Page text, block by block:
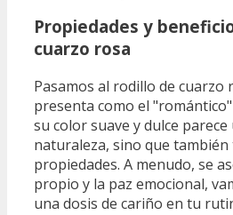
Propiedades y
cuarzo rosa
Pasamos al rodillo de cuarzo
presenta como el
su color suave y dulce
naturaleza, sino que
propiedades. A menudo, se
propio y la paz emocional,
una dosis de cariño en tu